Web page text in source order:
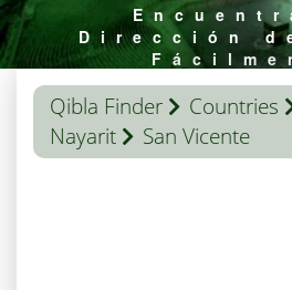
Dirección
Qibla Finder Countries
Nayarit
San Vicente